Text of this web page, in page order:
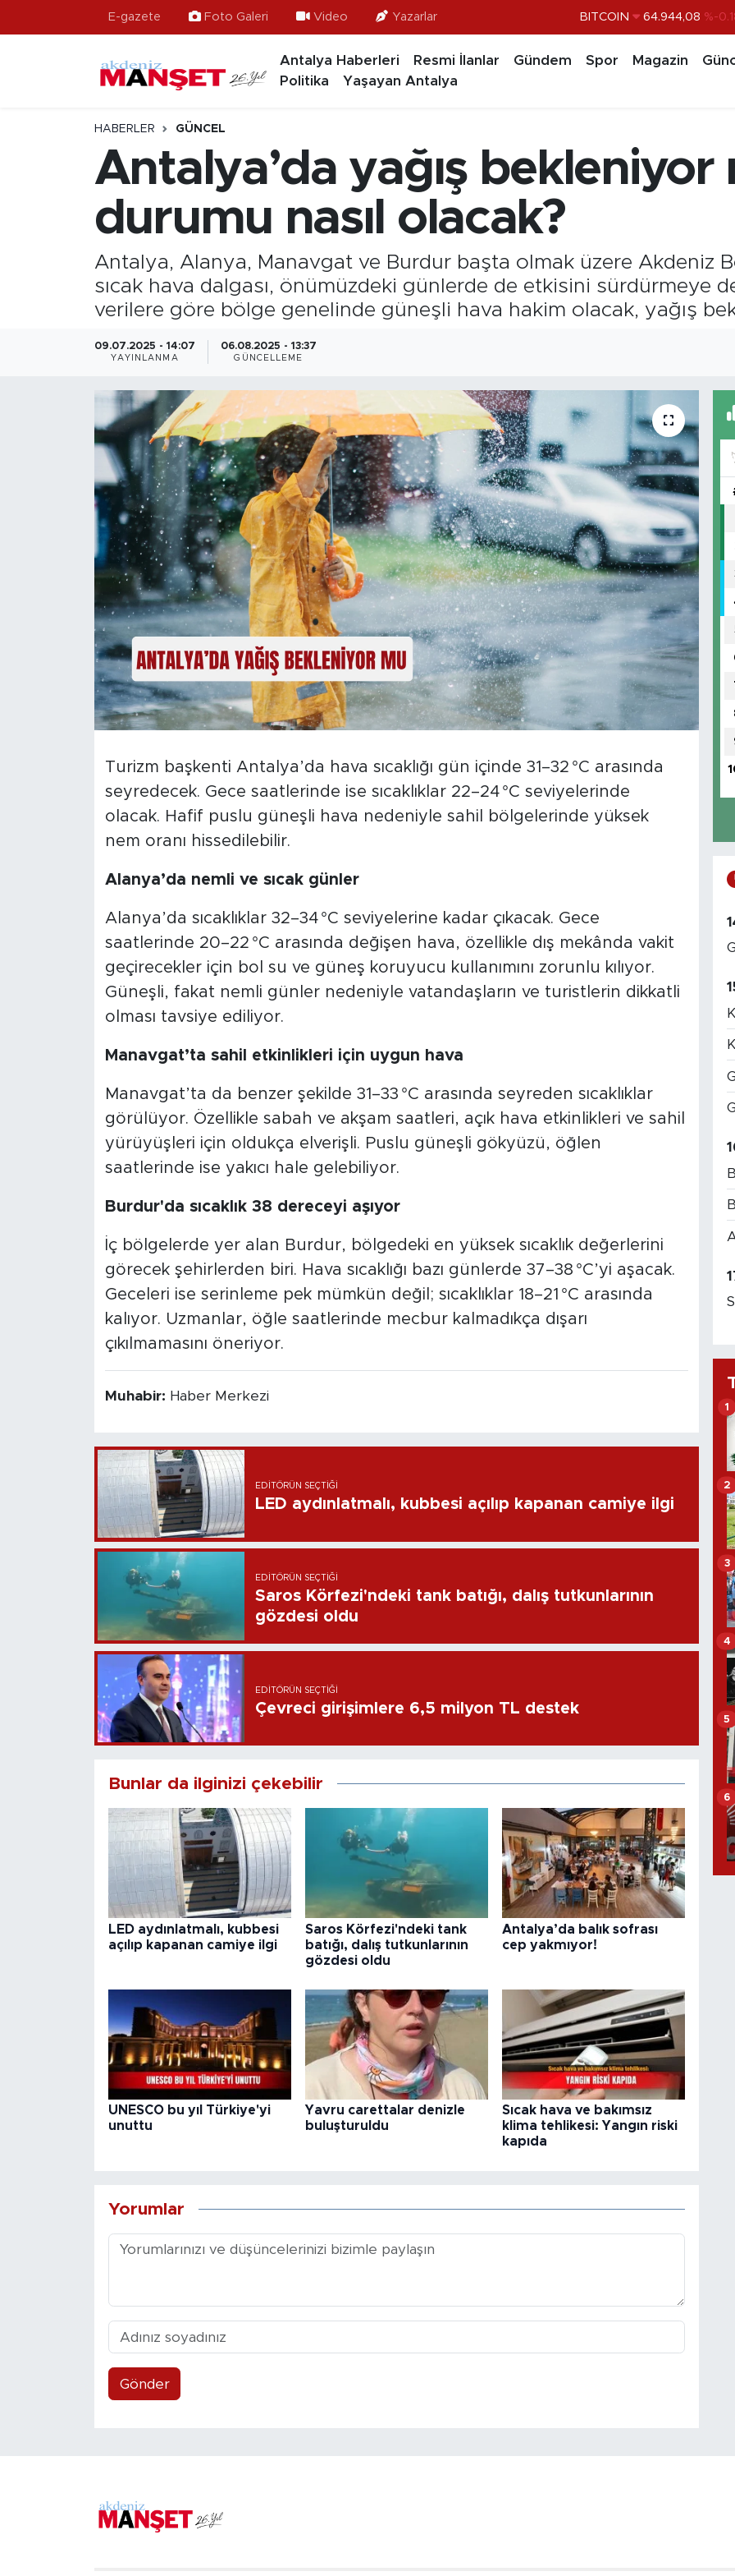
E-gazete Foto Galeri Video Yazarlar BITCOIN 64.944,08 %-
BİST100 13.779 %-
Antalya Haberleri Resmi İlanlar Gündem Spor Magazin
Politika
Yaşayan Antalya
HABERLER GÜNCEL
Antalya’da yağış bekleniyor
durumu nasıl olacak?
Antalya, Alanya, Manavgat ve Burdur başta olmak üzere Akdeniz
sıcak hava dalgası, önümüzdeki günlerde de etkisini sürdürmeye
verilere göre bölge genelinde güneşli hava hakim olacak, yağış
09.07.2025 - 14:07
YAYINLANMA
06.08.2025 - 13:37
GÜNCELLEME
Turizm başkenti Antalya’da hava sıcaklığı gün içinde 31–32 °C arasında
seyredecek. Gece saatlerinde ise sıcaklıklar 22–24 °C seviyelerinde
olacak. Hafif puslu güneşli hava nedeniyle sahil bölgelerinde yüksek
nem oranı hissedilebilir.
Alanya’da nemli ve sıcak günler
Alanya’da sıcaklıklar 32–34 °C seviyelerine kadar çıkacak. Gece
saatlerinde 20–22 °C arasında değişen hava, özellikle dış mekânda vakit
geçirecekler için bol su ve güneş koruyucu kullanımını zorunlu kılıyor.
Güneşli, fakat nemli günler nedeniyle vatandaşların ve turistlerin dikkatli
olması tavsiye ediliyor.
Manavgat’ta sahil etkinlikleri için uygun hava
Manavgat’ta da benzer şekilde 31–33 °C arasında seyreden sıcaklıklar
görülüyor. Özellikle sabah ve akşam saatleri, açık hava etkinlikleri ve sahil
yürüyüşleri için oldukça elverişli. Puslu güneşli gökyüzü, öğlen
saatlerinde ise yakıcı hale gelebiliyor.
Burdur'da sıcaklık 38 dereceyi aşıyor
İç bölgelerde yer alan Burdur, bölgedeki en yüksek sıcaklık değerlerini
görecek şehirlerden biri. Hava sıcaklığı bazı günlerde 37–38 °C’yi aşacak.
Geceleri ise serinleme pek mümkün değil; sıcaklıklar 18–21 °C arasında
kalıyor. Uzmanlar, öğle saatlerinde mecbur kalmadıkça dışarı
çıkılmamasını öneriyor.
Muhabir: Haber Merkezi
EDITÖRÜN SEÇTIĞI
LED aydınlatmalı, kubbesi açılıp kapanan camiye ilgi
EDITÖRÜN SEÇTIĞI
Saros Körfezi'ndeki tank batığı, dalış tutkunlarının
gözdesi oldu
EDITÖRÜN SEÇTIĞI
Çevreci girişimlere 6,5 milyon TL destek
Bunlar da ilginizi çekebilir
LED aydınlatmalı, kubbesi
açılıp kapanan camiye ilgi
Saros Körfezi'ndeki tank
batığı, dalış tutkunlarının
gözdesi oldu
Antalya’da balık sofrası
cep yakmıyor!
UNESCO bu yıl Türkiye'yi
unuttu
Yavru carettalar denizle
buluşturuldu
Sıcak hava ve bakımsız
klima tehlikesi: Yangın riski
kapıda
Yorumlar
Gönder
1
2
3
4
5
6
Ekonomi
Gündem
Kültür- Sanat
Magazin
Özel Haber
Politika
Resmi İlanlar
Turizm
Antalya Nöbetçi Eczaneler
Antalya Trafik Yoğunluk Haritası
Süper Lig Puan Durumu ve Fikstür
Tüm Manşetler
Son Dakika Haberleri
Haber Arşivi